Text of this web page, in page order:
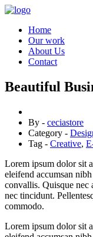
Home
Our work
About Us
Contact
Beautiful
By - ceciastore
Category -
Tag - Creative,
Lorem ipsum dolor sit
eleifend accumsan
convallis. Quisque nec
nec tincidunt.
commodo.
Lorem ipsum dolor sit